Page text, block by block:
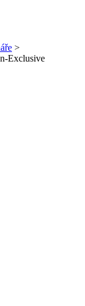
>
Exclusive